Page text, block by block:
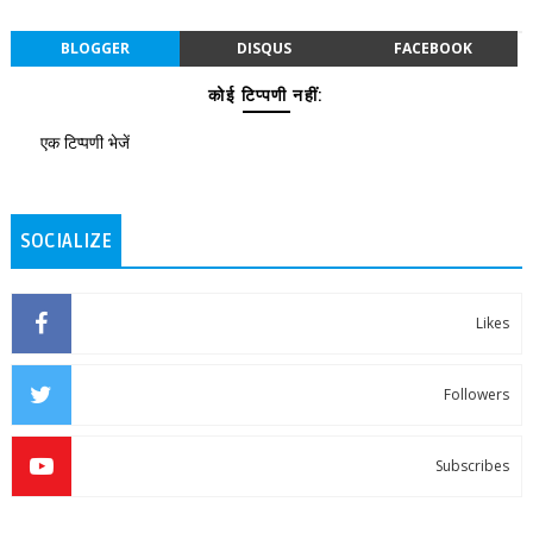
BLOGGER DISQUS FACEBOOK
कोई टिप्पणी नहीं:
एक टिप्पणी भेजें
SOCIALIZE
Likes
Followers
Subscribes